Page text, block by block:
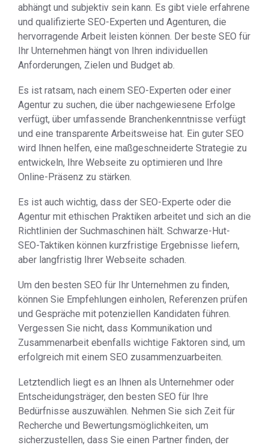
abhängt und subjektiv sein kann. Es gibt viele erfahrene
und qualifizierte SEO-Experten und Agenturen, die
hervorragende Arbeit leisten können. Der beste SEO für
Ihr Unternehmen hängt von Ihren individuellen
Anforderungen, Zielen und Budget ab.
Es ist ratsam, nach einem SEO-Experten oder einer
Agentur zu suchen, die über nachgewiesene Erfolge
verfügt, über umfassende Branchenkenntnisse verfügt
und eine transparente Arbeitsweise hat. Ein guter SEO
wird Ihnen helfen, eine maßgeschneiderte Strategie zu
entwickeln, Ihre Webseite zu optimieren und Ihre
Online-Präsenz zu stärken.
Es ist auch wichtig, dass der SEO-Experte oder die
Agentur mit ethischen Praktiken arbeitet und sich an die
Richtlinien der Suchmaschinen hält. Schwarze-Hut-
SEO-Taktiken können kurzfristige Ergebnisse liefern,
aber langfristig Ihrer Webseite schaden.
Um den besten SEO für Ihr Unternehmen zu finden,
können Sie Empfehlungen einholen, Referenzen prüfen
und Gespräche mit potenziellen Kandidaten führen.
Vergessen Sie nicht, dass Kommunikation und
Zusammenarbeit ebenfalls wichtige Faktoren sind, um
erfolgreich mit einem SEO zusammenzuarbeiten.
Letztendlich liegt es an Ihnen als Unternehmer oder
Entscheidungsträger, den besten SEO für Ihre
Bedürfnisse auszuwählen. Nehmen Sie sich Zeit für
Recherche und Bewertungsmöglichkeiten, um
sicherzustellen, dass Sie einen Partner finden, der